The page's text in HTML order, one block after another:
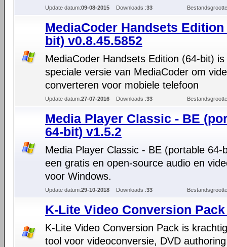
Update datum:09-08-2015 Downloads :33
MediaCoder Handsets Edition
bit) v0.8.45.5852
MediaCoder Handsets Edition (64-bit) is
speciale versie van MediaCoder om
converteren voor mobiele telefoon
Update datum:27-07-2016 Downloads :33
Media Player Classic - BE
64-bit) v1.5.2
Media Player Classic - BE (portable 64-
een gratis en open-source audio en
voor Windows.
Update datum:29-10-2018 Downloads :33
K-Lite Video Conversion
K-Lite Video Conversion Pack is
tool voor videoconversie, DVD